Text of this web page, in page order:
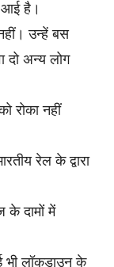
आई है।
उन्हें बस
दो अन्य लोग
रोका नहीं
रेल के द्वारा
के दामों में
भी लॉकडाउन के